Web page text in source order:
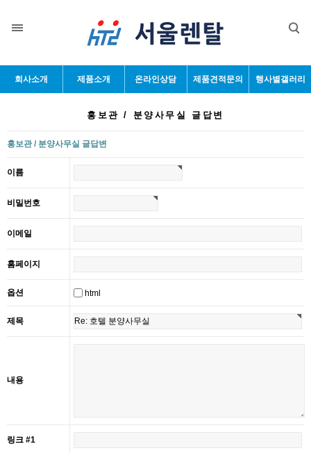
회사소개 제품소개 온라인상담 제품견적문의 행사별갤러리
홍보관 / 분양사무실 글답변
홍보관 / 분양사무실 글답변
이름
비밀번호
이메일
홈페이지
옵션 html
제목
내용
링크 #1